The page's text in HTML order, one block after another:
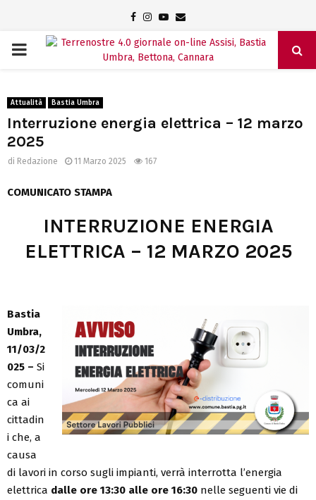
Facebook
Instagram
Youtube
Email
PRIMARY
Attualità Bastia Umbra
Interruzione energia elettrica – 12 marzo
2025
di Redazione 11 Marzo 2025 167
COMUNICATO STAMPA
INTERRUZIONE ENERGIA
ELETTRICA – 12 MARZO 2025
Bastia
Umbra,
11/03/2
025 – Si
comuni
ca ai
cittadin
i che, a
causa
di lavori in corso sugli impianti, verrà interrotta l’energia
elettrica dalle ore 13:30 alle ore 16:30 nelle seguenti vie di